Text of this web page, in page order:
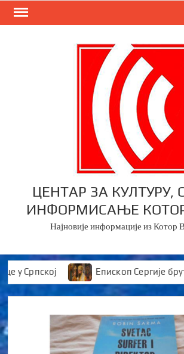
Skip
ЦЕНТАР ЗА КУЛТУРУ,
ИНФОРМИСАЊЕ
Најновије информације из
Епископ Сергије